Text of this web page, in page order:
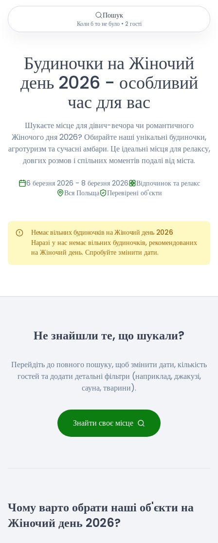
Пошук
Коли б то не було • 2 гості
Будиночки на Жіночий
день 2026 - особливий
час для вас
Шукаєте місце для дівич-вечора чи романтичного
Жіночого дня 2026? Обирайте наші унікальні будиночки,
агротуризм та сучасні амбари. Це ідеальні місця для релаксу,
довгих розмов і спільних моментів подалі від міста.
6 березня 2026 - 8 березня 2026
Відпочинок та релакс
Вся Польща
Перевірені об'єкти
Немає вільних будиночків на Жіночий день 2026
Наразі у нас немає вільних будиночків, рекомендованих
на Жіночий день. Спробуйте змінити дати.
Не знайшли те, що шукали?
Перейдіть до повного пошуку, щоб змінити дати, кількість
гостей та додати детальні фільтри (наприклад, джакузі,
сауна, тварини).
Знайти своє місце
Чому варто обрати наші об'єкти на
Жіночий день 2026?